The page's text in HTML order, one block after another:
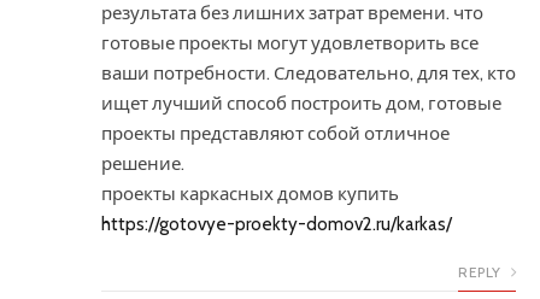
результата без лишних затрат времени. что
готовые проекты могут удовлетворить все
ваши потребности. Следовательно, для тех, кто
ищет лучший способ построить дом, готовые
проекты представляют собой отличное
решение.
проекты каркасных домов купить
https://gotovye-proekty-domov2.ru/karkas/
REPLY